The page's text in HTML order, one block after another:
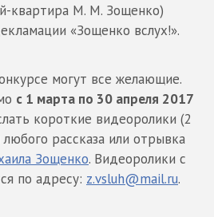
квартира М. М. Зощенко)
«Зощенко вслух!».
могут все желающие.
с 1 марта по 30 апреля 2017
короткие видеоролики (2
рассказа или отрывка
Зощенко. Видеоролики с
по адресу: z.vsluh@mail.ru.